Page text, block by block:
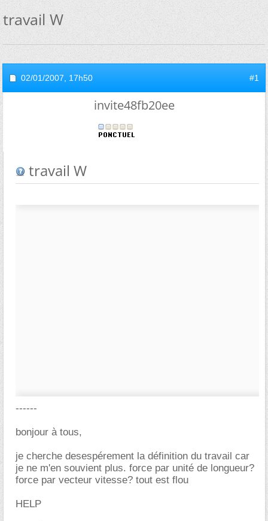
travail W
02/01/2007, 17h50 #1
invite48fb20ee
travail W
------
bonjour à tous,
je cherche desespérement la définition du travail car
je ne m'en souvient plus. force par unité de longueur?
force par vecteur vitesse? tout est flou
HELP